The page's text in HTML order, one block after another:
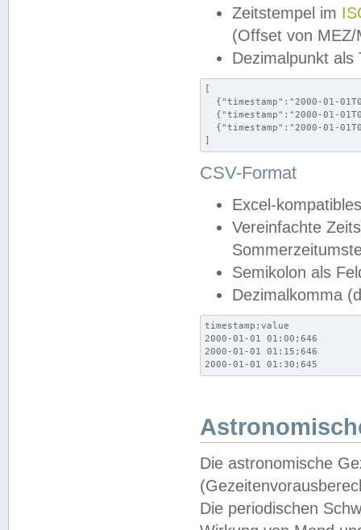
Zeitstempel im
(Offset von MEZ/
Dezimalpunkt als
[
{"timestamp":"2000-01-
{"timestamp":"2000-01-
{"timestamp":"2000-01-
]
CSV-Format
Excel-
Vereinfachte
Semikolon als
Dezimalkomma
timestamp;value
2000-01-01 01:00;646
2000-01-01 01:15;646
2000-01-01 01:30;645
Die astronomische
Die periodischen